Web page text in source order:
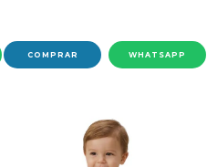
COMPRAR WHATSAPP